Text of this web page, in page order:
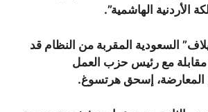
الأردنية الهاشمية”.
السعودية المقربة من النظام قد
مع رئيس حزب العمل
المعارضة، إسحق هرتسوغ.